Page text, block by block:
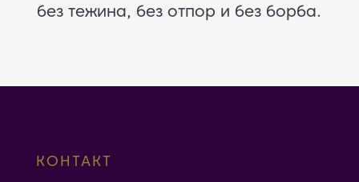
без тежина, без отпор и без борба.
КОНТАКТ